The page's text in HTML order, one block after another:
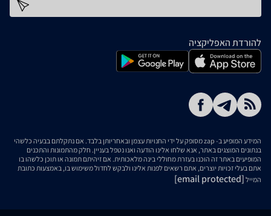
להורדת האפליקציה
המידע המופיע ב- zap מסופק על ידי החנויות עצמן ובאחריותן בלבד. אם נתקלתם בבעיה כלשהי
בנתונים המוצגים באתר, אנא שלחו אלינו הודעה ואנו נטפל בעניין. חלק מהתמונות והתכנים
המופיעים באתר זה הוכנו בעזרת מחוללי בינה מלאכותית. אם זיהיתם תמונה או תוכן כלשהו בו
אתם בעלי זכויות יוצרים, אתם רשאים לפנות אלינו ולבקש לחדול משימוש בו, באמצעות כתובת
המייל [email protected]